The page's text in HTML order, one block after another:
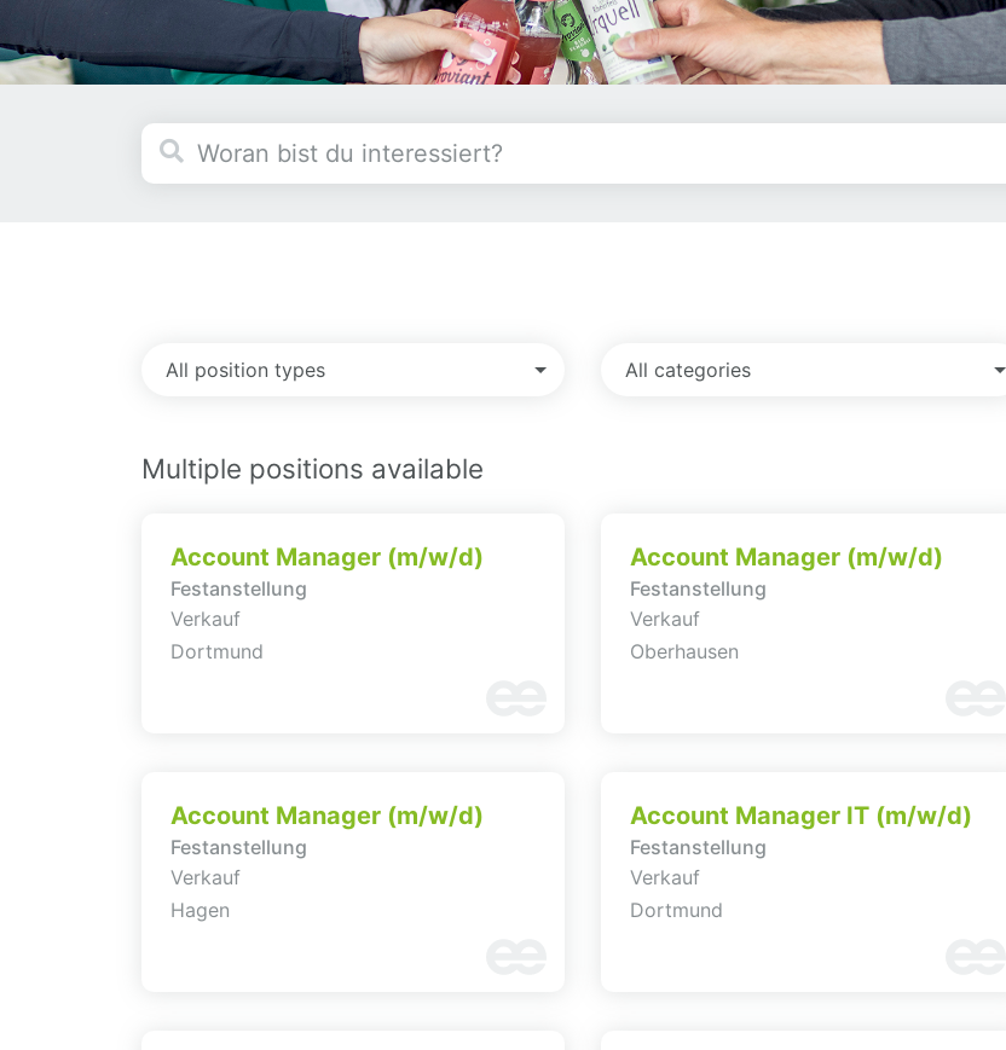
All position types All categories
Multiple positions available
Account Manager (m/w/d)
Festanstellung
Verkauf
Dortmund
Account Manager (m/w/d)
Festanstellung
Verkauf
Oberhausen
Account Manager (m/w/d)
Festanstellung
Verkauf
Hagen
Account Manager IT (m/w/d)
Festanstellung
Verkauf
Dortmund